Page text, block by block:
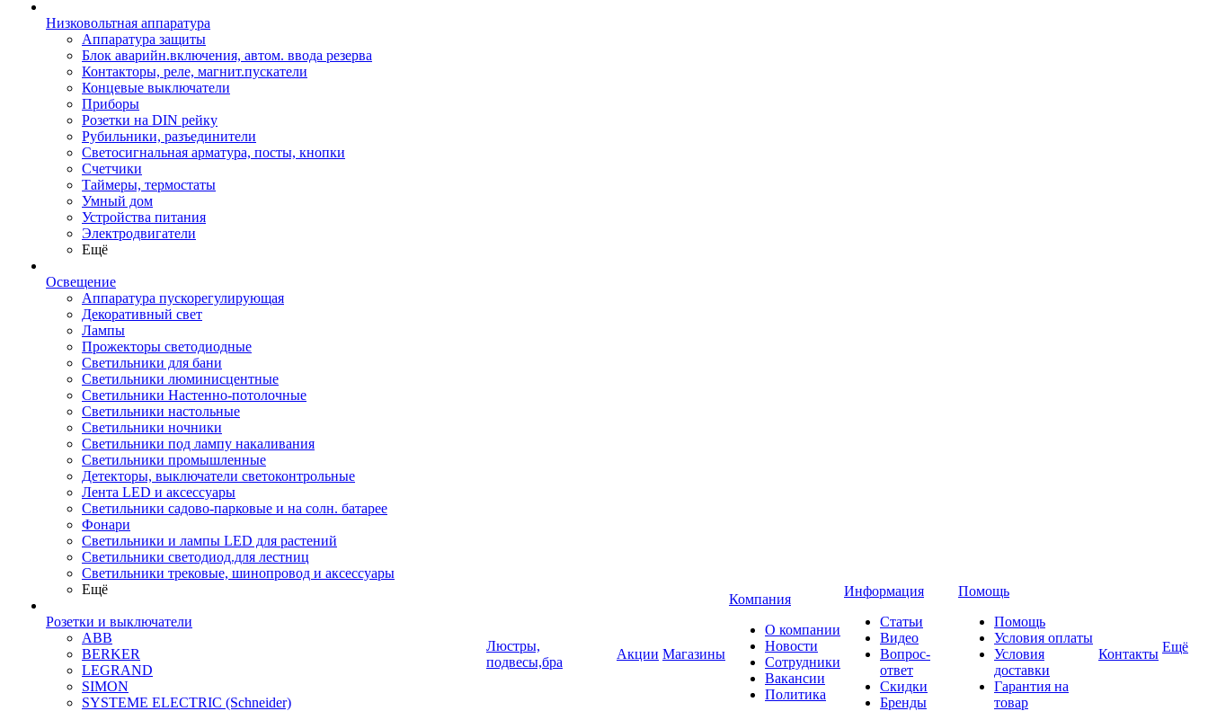
Низковольтная аппаратура
Аппаратура защиты
Блок аварийн.включения, автом. ввода резерва
Контакторы, реле, магнит.пускатели
Концевые выключатели
Приборы
Розетки на DIN рейку
Рубильники, разъединители
Светосигнальная арматура, посты, кнопки
Счетчики
Таймеры, термостаты
Умный дом
Устройства питания
Электродвигатели
Ещё
Освещение
Аппаратура пускорегулирующая
Декоративный свет
Лампы
Прожекторы светодиодные
Светильники для бани
Светильники люминисцентные
Светильники Настенно-потолочные
Светильники настольные
Светильники ночники
Светильники под лампу накаливания
Светильники промышленные
Детекторы, выключатели светоконтрольные
Лента LED и аксессуары
Светильники садово-парковые и на солн. батарее
Фонари
Светильники и лампы LED для растений
Светильники светодиод.для лестниц
Светильники трековые, шинопровод и аксессуары
Ещё
Розетки и выключатели
ABB
BERKER
LEGRAND
SIMON
SYSTEME ELECTRIC (Schneider)
Люстры,
подвесы,бра
Акции Магазины
Компания
О компании
Новости
Сотрудники
Вакансии
Политика
Информация
Статьи
Видео
Вопрос-
ответ
Скидки
Бренды
Помощь
Помощь
Условия оплаты
Условия
доставки
Гарантия на
товар
Контакты Ещё